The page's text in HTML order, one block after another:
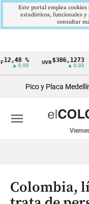
Cintillo
económicos
Colombia
%
▲ 0.05
UVR$386,1273
▲ 0.03
Pico y Placa
menu
Colombia,
Este portal emplea
estadísticos, funcionales y
consultar